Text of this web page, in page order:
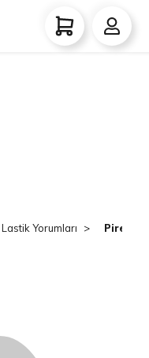
Yorumları Pirelli